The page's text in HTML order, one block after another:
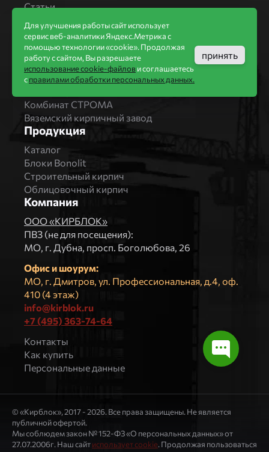
Статьи
Производители
Бренды
Bonolit
Завод Мстера
Вышневолоцкая керамика
Комбинат СТРОМА
Вяземский кирпичный завод
Продукция
Каталог
Блоки Bonolit
Строительный кирпич
Облицовочный кирпич
Компания
ООО «КИРБЛОК»
ПВЗ (не для посещения):
МO, г. Дубна, просп. Боголюбова, 26
Офис и шоурум:
МО, г. Дмитров, ул. Профессиональная, д.4, оф.
410 (4 этаж)
info@kirblok.ru
+7 (495) 363-74-64
Контакты
Как купить
Персональные данные
© «Кирблок», 2017 - 2026. Все права защищены. Не является
публичной офертой.
Мы соблюдем закон № 152-ФЗ «О персональных данных» от
27.07.2006г. Наш сайтиспользует cookie. Продолжая пользоваться
Для улучшения работы сайт использует
сервис веб-аналитики Яндекс.Метрика с
помощью технологии «cookie». Продолжая
работу с сайтом, Вы разрешаете
использование cookie-файлови соглашаетесь
справилами обработки персональных данных.
принять